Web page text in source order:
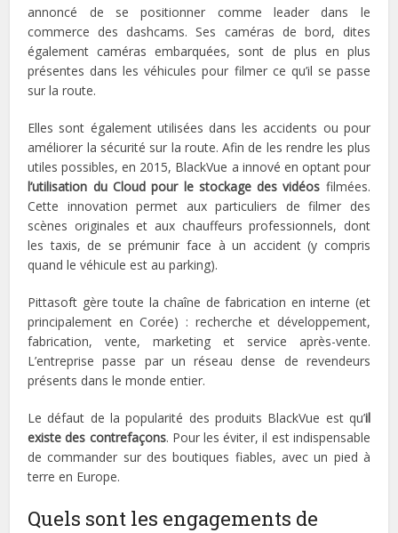
annoncé de se positionner comme leader dans le
commerce des dashcams. Ses caméras de bord, dites
également caméras embarquées, sont de plus en plus
présentes dans les véhicules pour filmer ce qu’il se passe
sur la route.
Elles sont également utilisées dans les accidents ou pour
améliorer la sécurité sur la route. Afin de les rendre les plus
utiles possibles, en 2015, BlackVue a innové en optant pour
l’utilisation du Cloud pour le stockage des vidéos filmées.
Cette innovation permet aux particuliers de filmer des
scènes originales et aux chauffeurs professionnels, dont
les taxis, de se prémunir face à un accident (y compris
quand le véhicule est au parking).
Pittasoft gère toute la chaîne de fabrication en interne (et
principalement en Corée) : recherche et développement,
fabrication, vente, marketing et service après-vente.
L’entreprise passe par un réseau dense de revendeurs
présents dans le monde entier.
Le défaut de la popularité des produits BlackVue est qu’il
existe des contrefaçons. Pour les éviter, il est indispensable
de commander sur des boutiques fiables, avec un pied à
terre en Europe.
Quels sont les engagements de